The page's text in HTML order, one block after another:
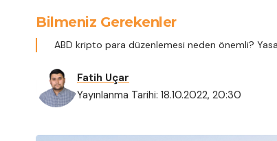
Bilmeniz Gerekenler
ABD kripto para düzenlemesi neden önemli?
Yayınlanma Tarihi: 18.10.2022, 20:30
Fatih Uçar